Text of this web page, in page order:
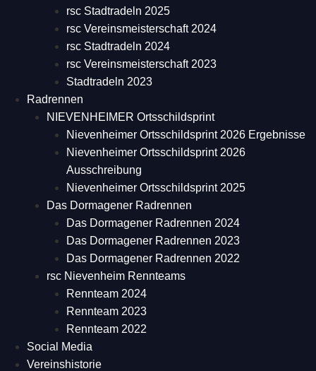
rsc Stadtradeln 2025
rsc Vereinsmeisterschaft 2024
rsc Stadtradeln 2024
rsc Vereinsmeisterschaft 2023
Stadtradeln 2023
Radrennen
NIEVENHEIMER Ortsschildsprint
Nievenheimer Ortsschildsprint 2026 Ergebnisse
Nievenheimer Ortsschildsprint 2026
Ausschreibung
Nievenheimer Ortsschildsprint 2025
Das Dormagener Radrennen
Das Dormagener Radrennen 2024
Das Dormagener Radrennen 2023
Das Dormagener Radrennen 2022
rsc Nievenheim Rennteams
Rennteam 2024
Rennteam 2023
Rennteam 2022
Social Media
Vereinshistorie